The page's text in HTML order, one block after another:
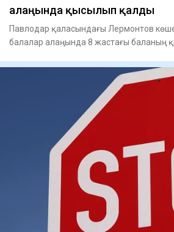
алаңында қысылып қалды
Павлодар қаласындағы Лермонтов
балалар алаңында 8 жастағы баланың